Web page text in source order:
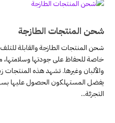
شحن المنتجات الطازجة
شحن المنتجات الطازجة والقابلة
خاصة للحفاظ على جودتها وسلامتها،
والألبان وغيرها. تشهد هذه المنتجات
يفضل المستهلكون الحصول عليها
التجزئة...